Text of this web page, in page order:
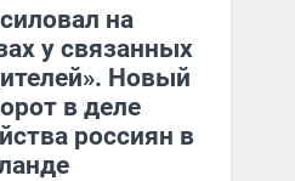
на
у связанных
Новый
в деле
россиян в